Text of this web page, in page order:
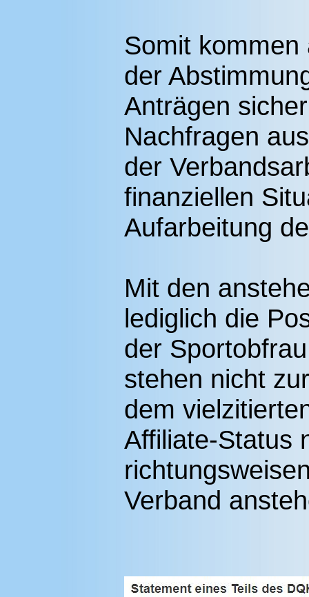
Somit kommen
der
Anträgen
Nachfragen
der
finanziellen
Aufarbeitung
Mit den
lediglich die
der
stehen nicht
dem
Affiliate-Status
Verband